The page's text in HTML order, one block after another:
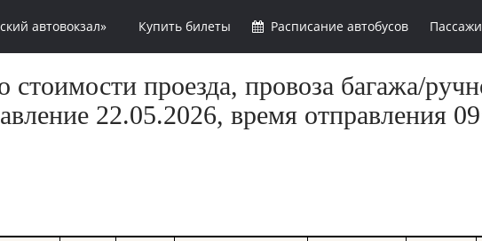
автовокзал» Купить билеты Расписание автобусов
проезда, провоза багажа/
22.05.2026, время отправления